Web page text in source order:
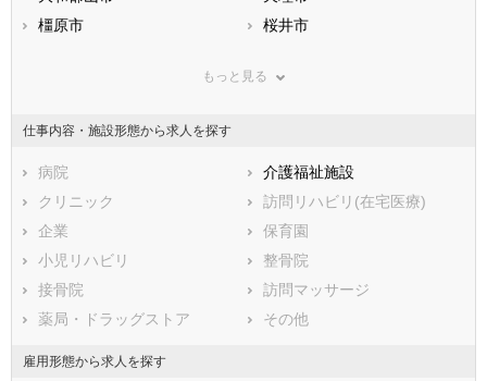
兵庫県
山口県
福岡県
佐賀県
熊本県
宮崎県
鹿児島県
橿原市
桜井市
香芝市
山辺郡山添村
生駒郡三郷町
生駒郡斑鳩町
生駒郡安堵町
磯城郡川西町
磯城郡三宅町
磯城郡田原本町
宇陀郡曽爾村
宇陀郡御杖村
高市郡高取町
高市郡明日香村
北葛城郡上牧町
北葛城郡王寺町
もっと見る
仕事内容・施設形態から求人を探す
病院
介護福祉施設
クリニック
訪問リハビリ(在宅医療)
企業
保育園
小児リハビリ
整骨院
接骨院
訪問マッサージ
薬局・ドラッグストア
その他
雇用形態から求人を探す